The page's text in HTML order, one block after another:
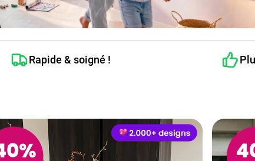
Rapide & soigné !